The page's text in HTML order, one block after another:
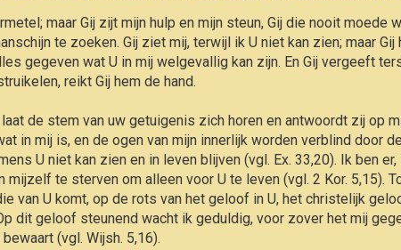
te zoeken. Gij ziet mij, terwijl ik U niet kan zien; maar Gij
gegeven wat U in mij welgevallig kan zijn. En Gij vergeeft
reikt Gij hem de hand.
in mij is, en de ogen van mijn innerlijk worden verblind door
U niet kan zien en in leven blijven (vgl. Ex. 33,20). Ik ben
mijzelf te sterven om alleen voor U te leven (vgl. 2 Kor. 5,15).
van U komt, op de rots van het geloof in U, het christelijk
dit geloof steunend wacht ik geduldig, voor zover het mij
(vgl. Wijsh. 5,16).